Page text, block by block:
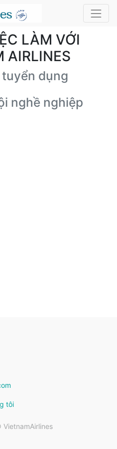
LÀM VỚI
AIRLINES
dụng
nghề nghiệp
tôi
VietnamAirlines